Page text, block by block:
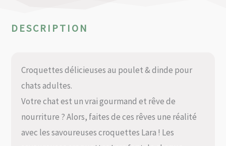
DESCRIPTION
Croquettes délicieuses au poulet & dinde pour
chats adultes.
Votre chat est un vrai gourmand et rêve de
nourriture ? Alors, faites de ces rêves une réalité
avec les savoureuses croquettes Lara ! Les